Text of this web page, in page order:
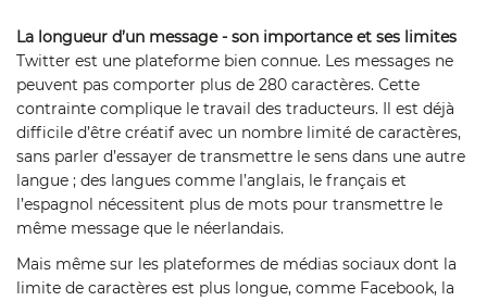
La longueur d’un message - son importance et ses limites
Twitter est une plateforme bien connue. Les messages ne
peuvent pas comporter plus de 280 caractères. Cette
contrainte complique le travail des traducteurs. Il est déjà
difficile d’être créatif avec un nombre limité de caractères,
sans parler d’essayer de transmettre le sens dans une autre
langue ; des langues comme l’anglais, le français et
l’espagnol nécessitent plus de mots pour transmettre le
même message que le néerlandais.
Mais même sur les plateformes de médias sociaux dont la
limite de caractères est plus longue, comme Facebook, la